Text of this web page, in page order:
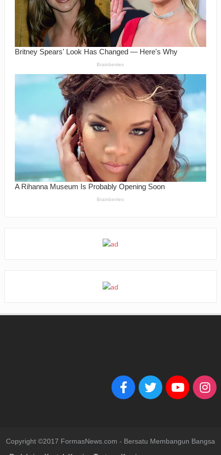
Copyright ©2017 FormasNews.com - Bersatu Membangun Bangsa